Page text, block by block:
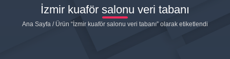
İzmir kuaför salonu veri tabanı
Ana Sayfa / Ürün “İzmir kuaför salonu veri tabanı” olarak etiketlendi